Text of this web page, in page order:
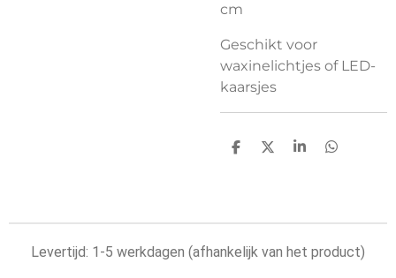
cm
Geschikt voor
waxinelichtjes of LED-
kaarsjes
D
D
S
D
Levertijd: 1-5 werkdagen (afhankelijk van het product)